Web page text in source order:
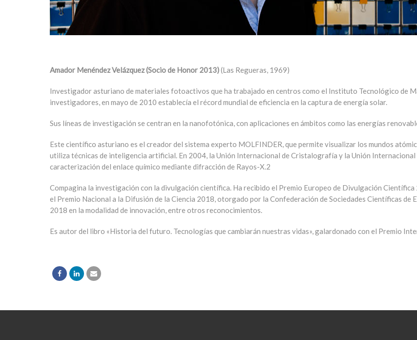
Amador Menéndez Velázquez (Socio de Honor 2013)(Las Regueras, 1969)
Investigador asturiano de materiales fotoactivos que ha trabajado en centros como el Instituto Tecnológico de
investigadores, en mayo de 2010 establecía el récord mundial de eficiencia en la captura de energía solar.
Sus líneas de investigación se centran en la nanofotónica, con aplicaciones en ámbitos como las energías
Este científico asturiano es el creador del sistema experto MOLFINDER, que permite visualizar los mundos
utiliza técnicas de inteligencia artificial. En 2004, la Unión Internacional de Cristalografía y la Unión
caracterización del enlace químico mediante difracción de Rayos-X.2​
Compagina la investigación con la divulgación científica. Ha recibido el Premio Europeo de Divulgación
el Premio Nacional a la Difusión de la Ciencia 2018, otorgado por la Confederación de Sociedades Científicas de
2018 en la modalidad de innovación, entre otros reconocimientos.
Es autor del libro «Historia del futuro. Tecnologías que cambiarán nuestras vidas», galardonado con el Premio